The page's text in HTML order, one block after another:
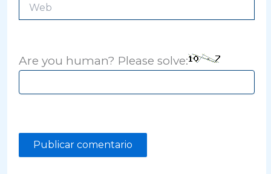
Are you human? Please solve: